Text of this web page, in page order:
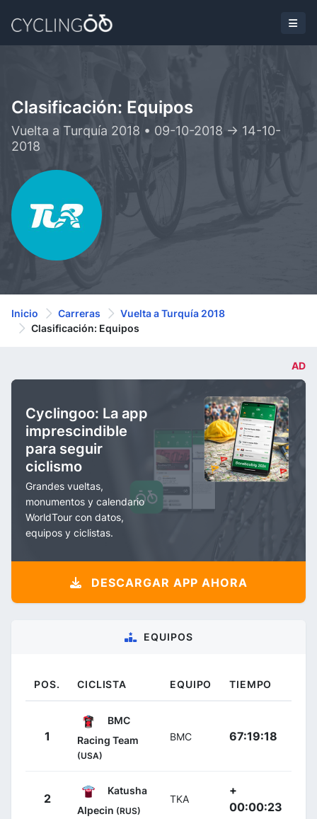
Clasificación: Equipos
Vuelta a Turquía 2018 • 09-10-2018 -> 14-10-
2018
Inicio Carreras
Vuelta a Turquía 2018
Clasificación: Equipos
AD
Cyclingoo: La app
imprescindible
para seguir
ciclismo
Grandes vueltas,
monumentos y calendario
WorldTour con datos,
equipos y ciclistas.
DESCARGAR APP AHORA
EQUIPOS
POS. CICLISTA EQUIPO TIEMPO
1
BMC
Racing Team
(USA)
BMC 67:19:18
2
Katusha
Alpecin (RUS)
TKA
+
00:00:23